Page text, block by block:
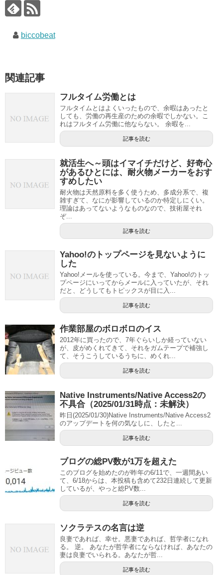
biccobeat
関連記事
フルタイム労働とは
フルタイムとはよくいったもので、余暇はあったと
しても、労働の再生産のための余暇でしかない。こ
れはフルタイム労働に他ならない。 余暇を...
記事を読む
就活生へ～頭はイマイチだけど、好奇心
があるひとには、耐火物メーカーをおす
すめしたい
耐火物は天然原料を多く使うため、多成分系で、複
雑すぎて、なにが影響しているのか特定しにくい。
理論はあってないようなものなので、技術屋それ
ぞ...
記事を読む
Yahoo!のトップページを見ないように
した
Yahoo!メールを使っている。今まで、Yahoo!のトッ
プページにいってからメールに入っていたが、それ
だと、どうしてもトピックスが目に入...
記事を読む
作業部屋のボロボロのイス
2012年に買ったので、7年ぐらいしか経っていない
が、皮がめくれてきて、それをガムテープで補強し
て、そうこうしているうちに、めくれ...
記事を読む
Native Instruments/Native Access2の
不具合（2025/01/31時点：未解決）
昨日(2025/01/30)Native Instruments/Native Access2
のアップデートを何の気なしに、したと...
記事を読む
ブログの総PV数が1万を超えた
このブログを始めたのが昨年の6/11で、一週間あい
て、6/18からは、本投稿も含めて232日連続して更新
しているが、やっと総PV数...
記事を読む
ソクラテスの名言は逆
良妻であれば、幸せ。悪妻であれば、哲学者になれ
る。 逆。 あなたが哲学者にならなければ、あなたの
妻は良妻でいられる。あなたが哲...
記事を読む